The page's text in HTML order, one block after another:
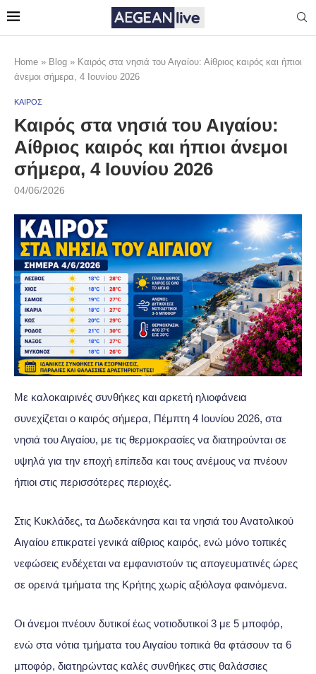
Home » Blog » Καιρός στα νησιά του Αιγαίου: Αίθριος καιρός και ήπιοι
άνεμοι σήμερα, 4 Ιουνίου 2026
ΚΑΙΡΟΣ
Καιρός στα νησιά του Αιγαίου:
Αίθριος καιρός και ήπιοι άνεμοι
σήμερα, 4 Ιουνίου 2026
04/06/2026
Με καλοκαιρινές συνθήκες και αρκετή ηλιοφάνεια
συνεχίζεται ο καιρός σήμερα, Πέμπτη 4 Ιουνίου 2026, στα
νησιά του Αιγαίου, με τις θερμοκρασίες να διατηρούνται σε
υψηλά για την εποχή επίπεδα και τους ανέμους να πνέουν
ήπιοι στις περισσότερες περιοχές.
Στις Κυκλάδες, τα Δωδεκάνησα και τα νησιά του Ανατολικού
Αιγαίου επικρατεί γενικά αίθριος καιρός, ενώ μόνο τοπικές
νεφώσεις ενδέχεται να εμφανιστούν τις απογευματινές ώρες
σε ορεινά τμήματα της Κρήτης χωρίς αξιόλογα φαινόμενα.
Οι άνεμοι πνέουν δυτικοί έως νοτιοδυτικοί 3 με 5 μποφόρ,
ενώ στα νότια τμήματα του Αιγαίου τοπικά θα φτάσουν τα 6
μποφόρ, διατηρώντας καλές συνθήκες στις θαλάσσιες